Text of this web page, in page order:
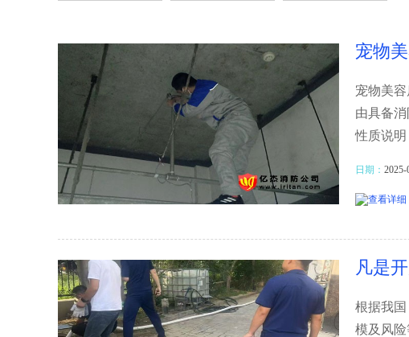
宠物
宠物美
由具备
性质说
日期： 2025-
凡是
根据我
模及风